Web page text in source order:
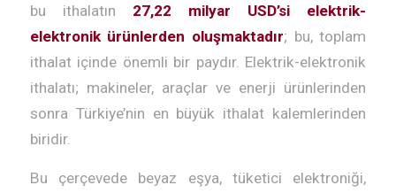
bu ithalatın 27,22 milyar USD’si elektrik-
elektronik ürünlerden oluşmaktadır; bu, toplam
ithalat içinde önemli bir paydır. Elektrik-elektronik
ithalatı; makineler, araçlar ve enerji ürünlerinden
sonra Türkiye’nin en büyük ithalat kalemlerinden
biridir.
Bu çerçevede beyaz eşya, tüketici elektroniği,